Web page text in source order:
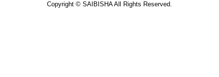
Copyright © SAIBISHA All Rights Reserved.